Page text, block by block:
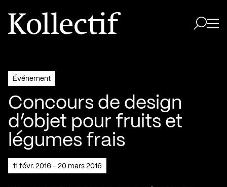
Aller à la page d'accueil
Logo Kollectif
Événement
Concours de design
d’objet pour fruits et
légumes frais
11 févr. 2016 - 20 mars 2016